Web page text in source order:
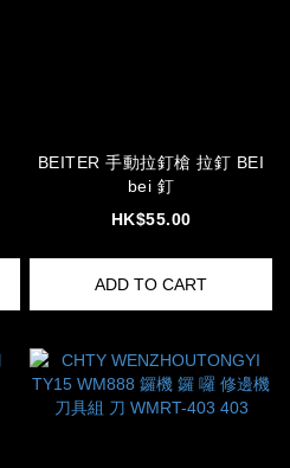
BEITER 手動拉釘槍 拉釘 BEI
bei 釘
HK$55.00
ADD TO CART